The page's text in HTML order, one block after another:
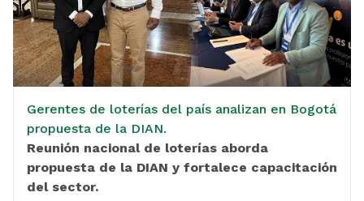
Gerentes de loterías del país analizan en Bogotá
propuesta de la DIAN.
Reunión nacional de loterías aborda
propuesta de la DIAN y fortalece capacitación
del sector.